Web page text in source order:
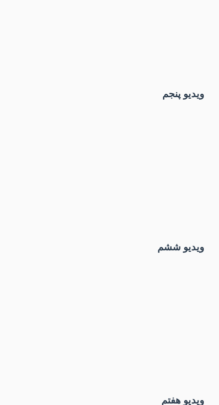
ویدیو پنجم
ویدیو ششم
ویدیو هفتم